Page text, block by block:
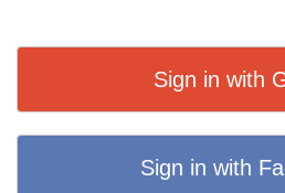
Sign in with
Sign in with